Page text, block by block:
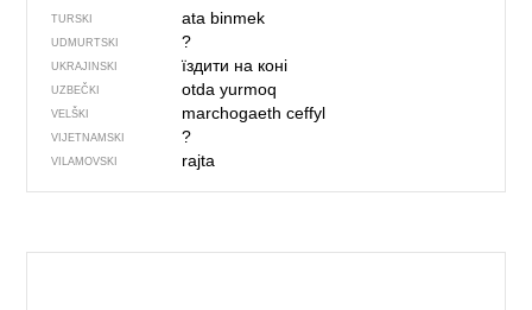
TURSKI ata binmek
UDMURTSKI ?
UKRAJINSKI їздити на коні
UZBEČKI otda yurmoq
VELŠKI marchogaeth ceffyl
VIJETNAMSKI ?
VILAMOVSKI rajta